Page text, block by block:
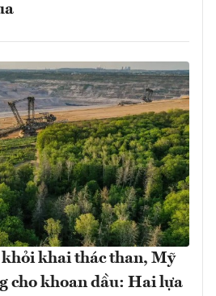
khai thác than, Mỹ
cho khoan dầu: Hai lựa